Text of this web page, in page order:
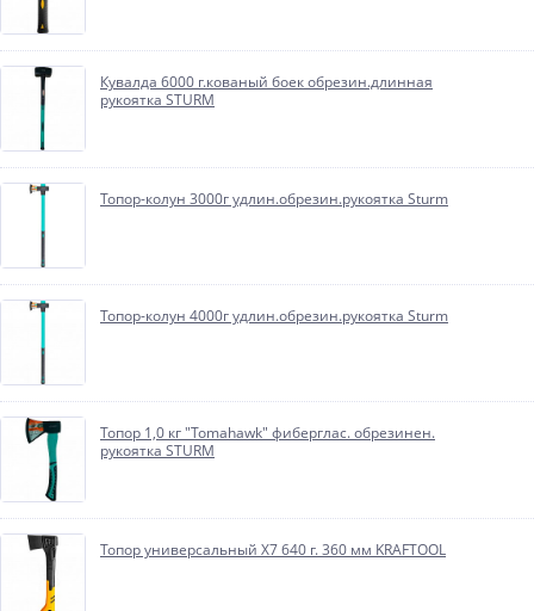
Кувалда 6000 г.кованый боек обрезин.длинная
рукоятка STURM
Топор-колун 3000г удлин.обрезин.рукоятка Sturm
Топор-колун 4000г удлин.обрезин.рукоятка Sturm
Топор 1,0 кг "Tomahawk" фиберглас. обрезинен.
рукоятка STURM
Топор универсальный Х7 640 г. 360 мм KRAFTOOL